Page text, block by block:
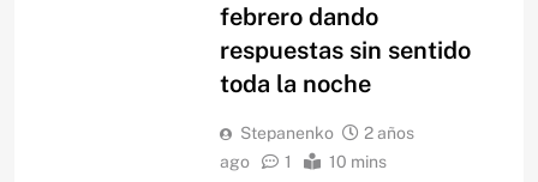
febrero dando
respuestas sin sentido
toda la noche
Stepanenko
2 años
ago
1 10 mins